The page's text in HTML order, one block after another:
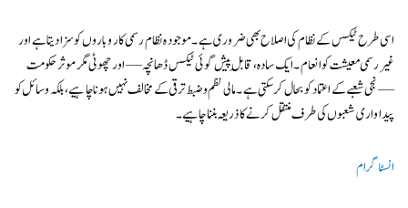
اسی طرح ٹیکس کے نظام کی اصلاح بھی ضروری ہے۔ موجودہ نظام رسمی کاروباروں کو سزا دیتا ہے اور
غیر رسمی معیشت کو انعام۔ ایک سادہ، قابلِ پیش گوئی ٹیکس ڈھانچہ — اور چھوٹی مگر موثر حکومت
— نجی شعبے کے اعتماد کو بحال کر سکتی ہے۔ مالی نظم و ضبط ترقی کے مخالف نہیں ہونا چاہیے، بلکہ وسائل کو
پیداواری شعبوں کی طرف منتقل کرنے کا ذریعہ بننا چاہیے۔
انسٹاگرام